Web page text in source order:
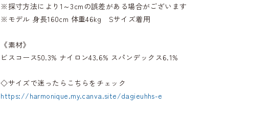
※採寸方法により1～3cmの誤差がある場合がございます
※モデル 身長160cm 体重46kg Sサイズ着用
《素材》
ビスコース50.3% ナイロン43.6% スパンデックス6.1%
◇サイズで迷ったらこちらをチェック
https://harmonique.my.canva.site/dagieuhhs-e